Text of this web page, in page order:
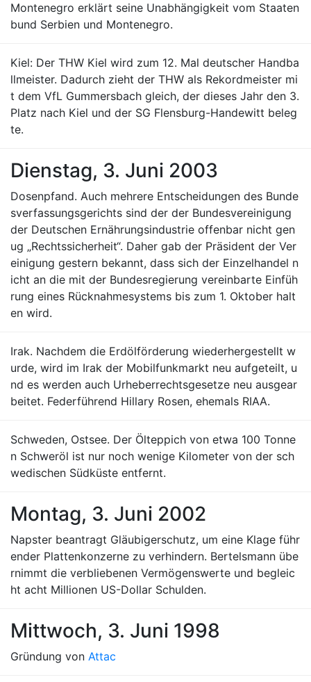
Montenegro erklärt seine Unabhängigkeit vom Staaten
bund Serbien und Montenegro.
Kiel: Der THW Kiel wird zum 12. Mal deutscher Handba
llmeister. Dadurch zieht der THW als Rekordmeister mi
t dem VfL Gummersbach gleich, der dieses Jahr den 3.
Platz nach Kiel und der SG Flensburg-Handewitt beleg
te.
Dienstag, 3. Juni 2003
Dosenpfand. Auch mehrere Entscheidungen des Bunde
sverfassungsgerichts sind der der Bundesvereinigung
der Deutschen Ernährungsindustrie offenbar nicht gen
ug „Rechtssicherheit“. Daher gab der Präsident der Ver
einigung gestern bekannt, dass sich der Einzelhandel n
icht an die mit der Bundesregierung vereinbarte Einfüh
rung eines Rücknahmesystems bis zum 1. Oktober halt
en wird.
Irak. Nachdem die Erdölförderung wiederhergestellt w
urde, wird im Irak der Mobilfunkmarkt neu aufgeteilt, u
nd es werden auch Urheberrechtsgesetze neu ausgear
beitet. Federführend Hillary Rosen, ehemals RIAA.
Schweden, Ostsee. Der Ölteppich von etwa 100 Tonne
n Schweröl ist nur noch wenige Kilometer von der sch
wedischen Südküste entfernt.
Montag, 3. Juni 2002
Napster beantragt Gläubigerschutz, um eine Klage führ
ender Plattenkonzerne zu verhindern. Bertelsmann übe
rnimmt die verbliebenen Vermögenswerte und begleic
ht acht Millionen US-Dollar Schulden.
Mittwoch, 3. Juni 1998
Gründung von Attac